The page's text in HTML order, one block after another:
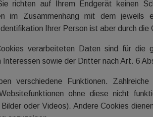
richten auf Ihrem Endgerät keinen
im Zusammenhang mit dem jeweils
Ihrer Person ist aber durch die
verarbeiteten Daten sind für die
Interessen sowie der Dritter nach Art. 6
verschiedene Funktionen.
ohne diese nicht
Bilder oder Videos). Andere Cookies